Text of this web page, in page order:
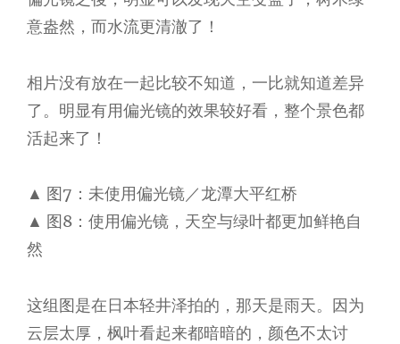
意盎然，而水流更清澈了！
相片没有放在一起比较不知道，一比就知道差异
了。明显有用偏光镜的效果较好看，整个景色都
活起来了！
▲ 图7：未使用偏光镜／龙潭大平红桥
▲ 图8：使用偏光镜，天空与绿叶都更加鲜艳自
然
这组图是在日本轻井泽拍的，那天是雨天。因为
云层太厚，枫叶看起来都暗暗的，颜色不太讨